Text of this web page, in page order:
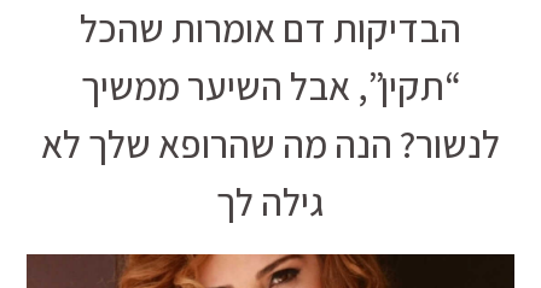
הבדיקות דם אומרות שהכל
“תקין”, אבל השיער ממשיך
לנשור? הנה מה שהרופא שלך לא
גילה לך